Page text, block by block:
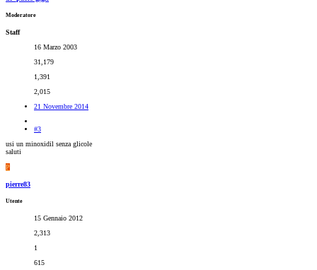
Moderatore
Staff
16 Marzo 2003
31,179
1,391
2,015
21 Novembre 2014
#3
usi un minoxidil senza glicole
saluti
P
pierre83
Utente
15 Gennaio 2012
2,313
1
615